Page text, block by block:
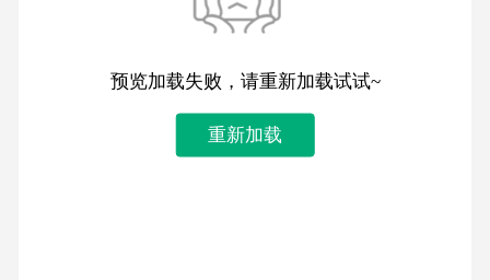
预览加载失败，请重新加载试试~
重新加载